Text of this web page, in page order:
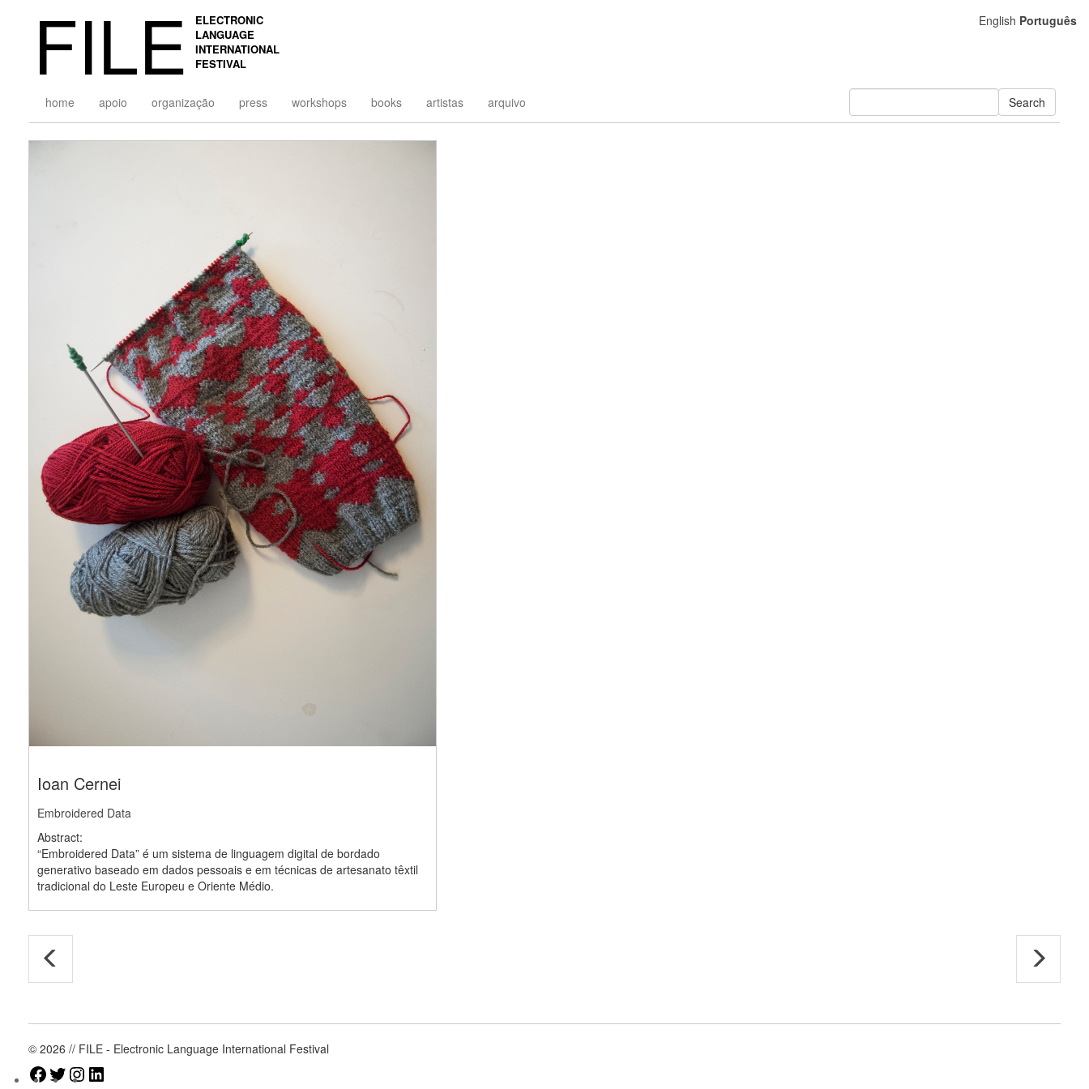
FILE
ELECTRONIC
LANGUAGE
INTERNATIONAL
FESTIVAL
home apoio organização press workshops books artistas arquivo Search
Ioan Cernei
Embroidered Data
Abstract:
“Embroidered Data” é um sistema de linguagem digital de bordado
generativo baseado em dados pessoais e em técnicas de artesanato têxtil
tradicional do Leste Europeu e Oriente Médio.
© 2026 // FILE - Electronic Language International Festival
Facebook
TwitterInstagram
English Português